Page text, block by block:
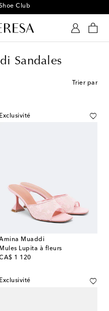
Club
Sandales
Trier par
Exclusivité
Muaddi
Mules Lupita à fleurs
1 120
price
Exclusivité